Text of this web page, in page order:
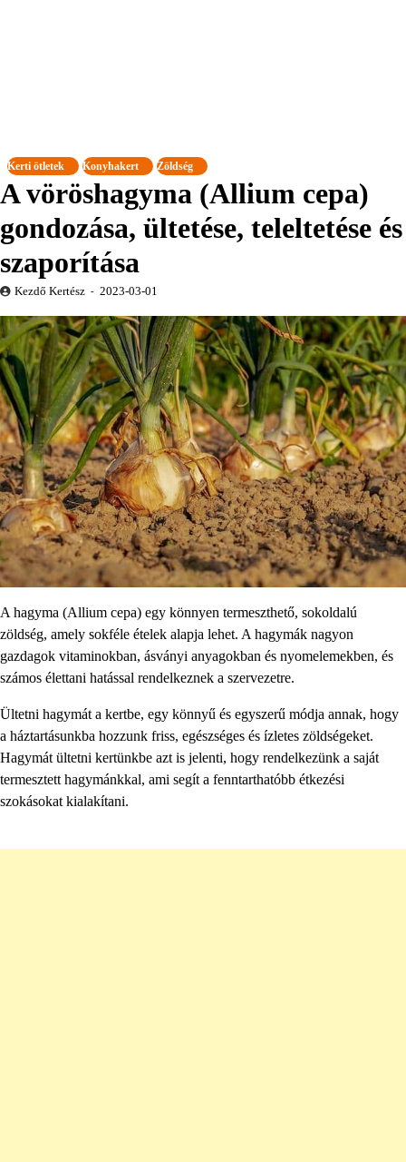
Kerti ötletek Konyhakert Zöldség
A vöröshagyma (Allium cepa)
gondozása, ültetése, teleltetése és
szaporítása
Kezdő Kertész 2023-03-01
A hagyma (Allium cepa) egy könnyen termeszthető, sokoldalú
zöldség, amely sokféle ételek alapja lehet. A hagymák nagyon
gazdagok vitaminokban, ásványi anyagokban és nyomelemekben, és
számos élettani hatással rendelkeznek a szervezetre.
Ültetni hagymát a kertbe, egy könnyű és egyszerű módja annak, hogy
a háztartásunkba hozzunk friss, egészséges és ízletes zöldségeket.
Hagymát ültetni kertünkbe azt is jelenti, hogy rendelkezünk a saját
termesztett hagymánkkal, ami segít a fenntarthatóbb étkezési
szokásokat kialakítani.